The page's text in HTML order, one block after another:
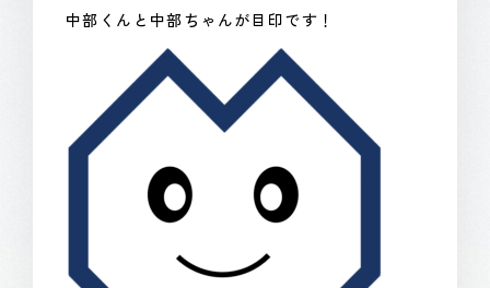
中部くんと中部ちゃんが目印です！